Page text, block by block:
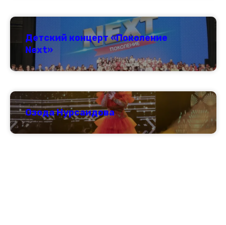
Детский концерт «Поколение
Next»
Озода Нурсаидова